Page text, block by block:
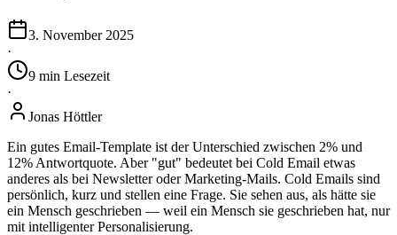
3. November 2025
·
9 min Lesezeit
·
Jonas Höttler
Ein gutes Email-Template ist der Unterschied zwischen 2% und
12% Antwortquote. Aber "gut" bedeutet bei Cold Email etwas
anderes als bei Newsletter oder Marketing-Mails. Cold Emails sind
persönlich, kurz und stellen eine Frage. Sie sehen aus, als hätte sie
ein Mensch geschrieben — weil ein Mensch sie geschrieben hat, nur
mit intelligenter Personalisierung.